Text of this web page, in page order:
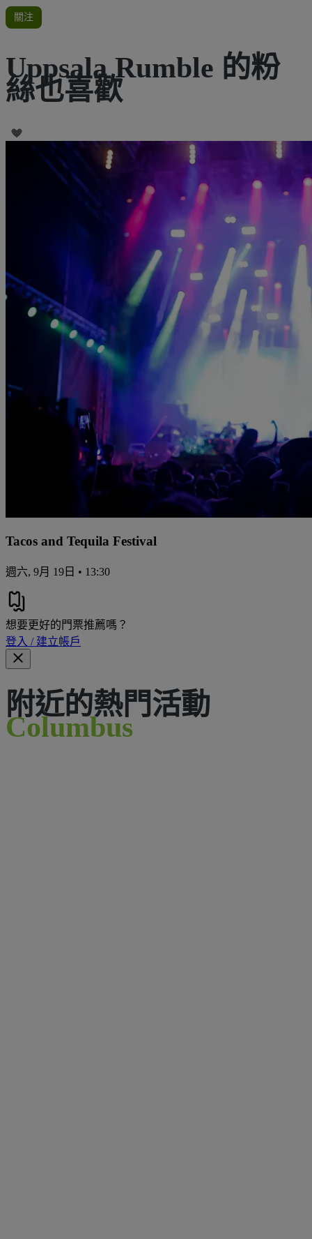
關注
Uppsala Rumble 的粉
絲也喜歡
Tacos and Tequila Festival
週六, 9月 19日 • 13:30
想要更好的門票推薦嗎？
登入 / 建立帳戶
附近的熱門活動
Columbus